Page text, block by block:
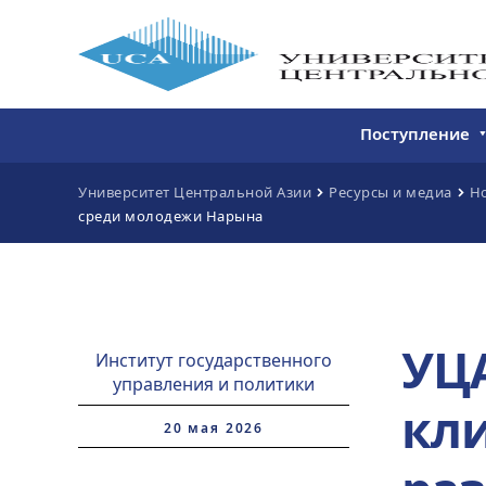
Поступление
Университет Центральной Азии Ресурсы и медиа
среди молодежи Нарына
Институт государственного
управления и политики
20 мая 2026